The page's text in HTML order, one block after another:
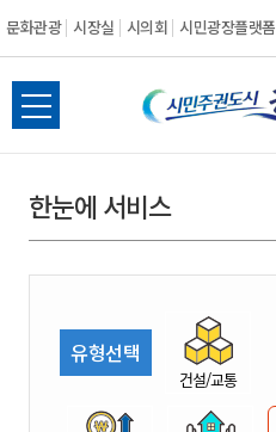
문화관광 시장실 시의회 시민광장플랫폼
시
민
권
시
전
체
뉴
열
한눈에 서비스
유형선택
건설/교통